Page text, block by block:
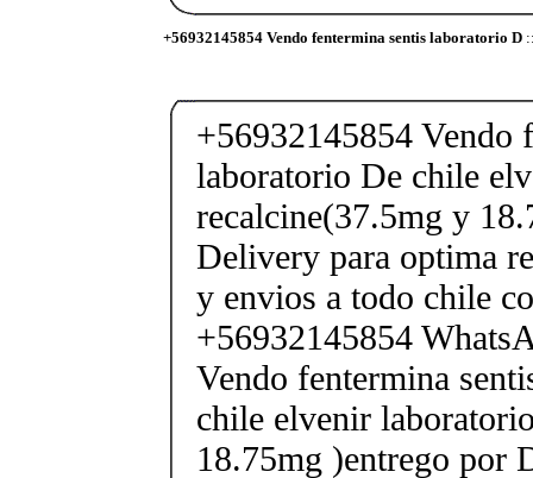
+56932145854 Vendo fentermina sentis laboratorio D::
+56932145854 Vendo
laboratorio De chile
recalcine(37.5mg y
Delivery para optima
y envios a todo chile
+56932145854
Vendo fentermina
chile elvenir
18.75mg )entrego por